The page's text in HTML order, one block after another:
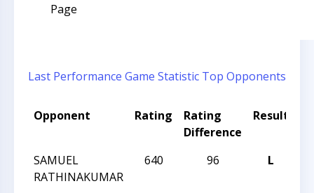
Page
Last Performance Game Statistic Top Opponents
Opponent Rating
Rating
Difference
Result
SAMUEL
RATHINAKUMAR
640 96 L